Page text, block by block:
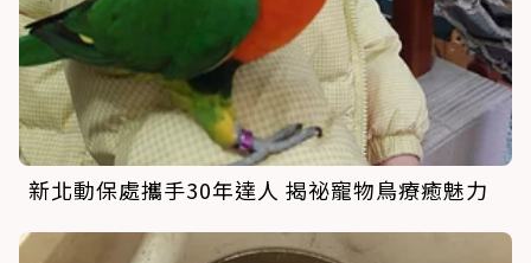
新北動保處攜手30年達人 揭祕寵物鳥療癒魅力